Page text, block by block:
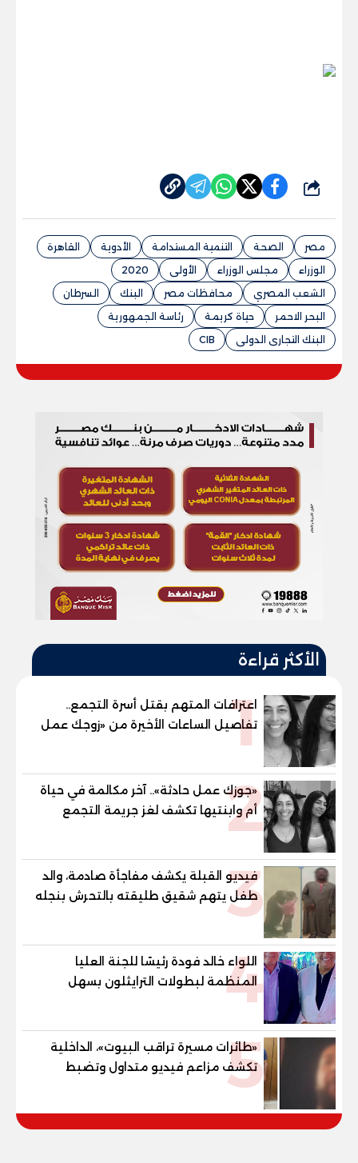
شارك
مصر الصحة التنمية المستدامة الأدوية
القاهرة
الوزراء
مجلس الوزراء الأولى
2020
الشعب المصري
محافظات مصر البنك
السرطان
البحر الاحمر
حياة كريمة
رئاسة الجمهورية
البنك التجارى الدولى
CIB
الأكثر قراءة
1
اعترافات المتهم بقتل أسرة التجمع..
تفاصيل الساعات الأخيرة من «زوجك عمل
حادثة» حتى إطلاق النار
2
«جوزك عمل حادثة».. آخر مكالمة في حياة
أم وابنتيها تكشف لغز جريمة التجمع
الخامس
3
فيديو القبلة يكشف مفاجأة صادمة، والد
طفل يتهم شقيق طليقته بالتحرش بنجله
في القليوبية
4
اللواء خالد فودة رئيسًا للجنة العليا
المنظمة لبطولات الترايثلون بسهل
حشيش
5
«طائرات مسيرة تراقب البيوت»، الداخلية
تكشف مزاعم فيديو متداول وتضبط
صاحبه المريض نفسيا